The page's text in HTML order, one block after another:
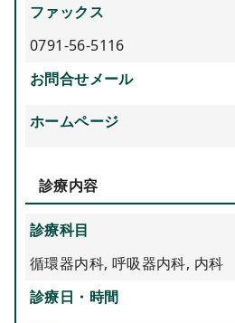
ファックス
0791-56-5116
お問合せメール
ホームページ
診療内容
診療科目
循環器内科, 呼吸器内科, 内科
診療日・時間